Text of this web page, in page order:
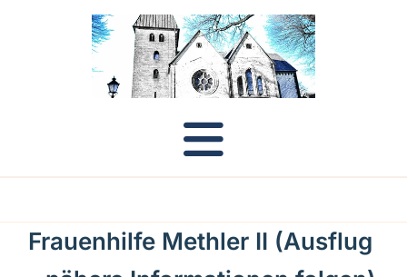
Frauenhilfe Methler II (Ausflug